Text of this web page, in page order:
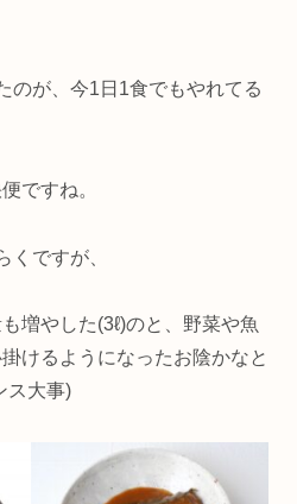
のが、今1日1食でもやれてる
ですね。
くですが、
増やした(3ℓ)のと、野菜や魚
けるようになったお陰かなと
ス大事)